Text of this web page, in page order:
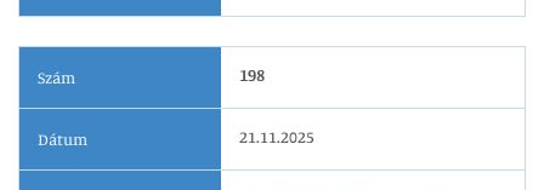
Szám 198
Dátum 21.11.2025